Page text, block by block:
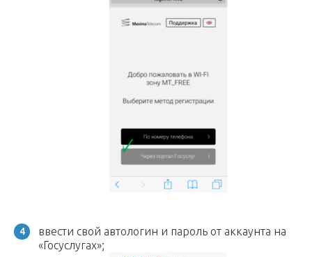
ввести свой автологин и пароль от аккаунта на
«Госуслугах»;